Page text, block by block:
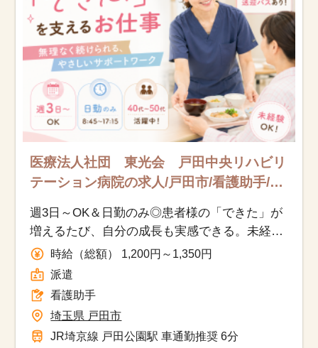
医療法人社団 東光会 戸田中央リハビリ
テーション病院の求人/戸田市/看護助手/派
週3日～OK＆日勤のみ◎患者様の「できた」が
増えるたび、自分の成長も実感できる。未経験
から一歩ずつ業務を身につけ、回復を支える存
在を目指せます。
時給（総額） 1,200円～1,350円
派遣
看護助手
埼玉県 戸田市
JR埼京線 戸田公園駅 車通勤推奨 6分